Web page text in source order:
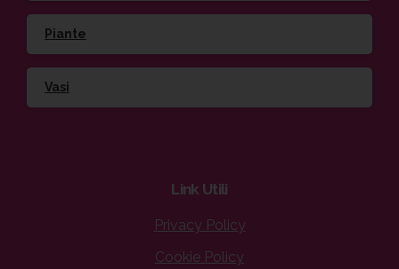
Piante
Vasi
Link Utili
Privacy Policy
Cookie Policy